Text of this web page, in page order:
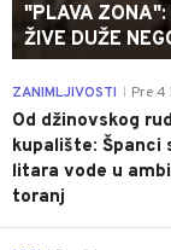
"PLAVA ZONA":
ŽIVE DUŽE
ZANIMLJIVOSTI Pre 4
Od džinovskog
kupalište: Španci
litara vode u
toranj